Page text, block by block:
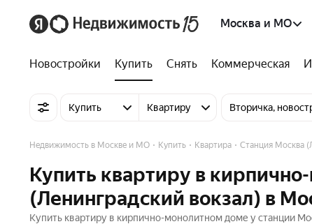
Москва и МО
Новостройки Купить Снять Коммерческая
Купить Квартиру Вторичка,
Недвижимость в Москве и МО Купить Квартира Станция Москва
Купить квартиру в
(Ленинградский вокзал) в
Купить квартиру в кирпично-монолитном доме у станции